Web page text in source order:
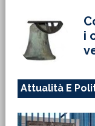
i
Attualità E